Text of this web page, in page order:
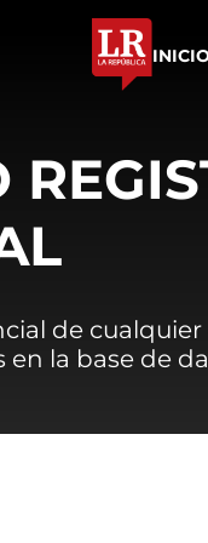
de
en la base de